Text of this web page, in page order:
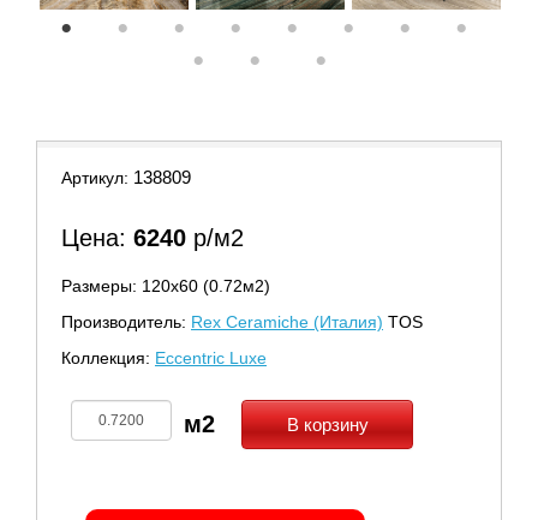
Артикул: 138809
Цена: 6240 р/м2
Размеры: 120х60 (0.72м2)
Производитель: Rex Ceramiche (Италия) TOS
Коллекция: Eccentric Luxe
В корзину